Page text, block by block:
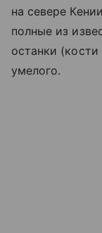
на севере
полные из
останки
умелого.